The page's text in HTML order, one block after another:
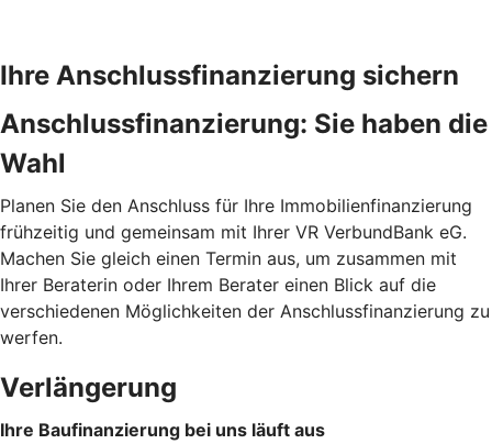
Ihre Anschlussfinanzierung sichern
Anschlussfinanzierung: Sie haben die
Wahl
Planen Sie den Anschluss für Ihre Immobilienfinanzierung
frühzeitig und gemeinsam mit Ihrer VR VerbundBank eG.
Machen Sie gleich einen Termin aus, um zusammen mit
Ihrer Beraterin oder Ihrem Berater einen Blick auf die
verschiedenen Möglichkeiten der Anschlussfinanzierung zu
werfen.
Verlängerung
Ihre Baufinanzierung bei uns läuft aus